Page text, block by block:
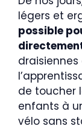
légers et
possible
draisiennes
de toucher
enfants à
vélo sans